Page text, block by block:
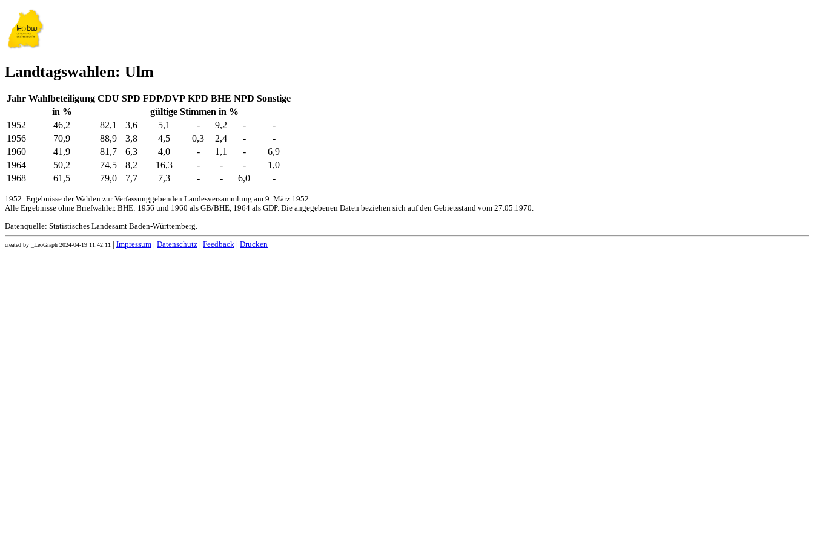
Landtagswahlen: Ulm
Jahr Wahlbeteiligung CDU SPD FDP/DVP KPD BHE NPD Sonstige
in %
gültige Stimmen in %
1952
46,2 82,1 3,6 5,1 - 9,2 -
-
1956
70,9 88,9 3,8 4,5 0,3 2,4 -
-
1960
41,9 81,7 6,3 4,0 - 1,1 -
6,9
1964
50,2 74,5 8,2 16,3 - - -
1,0
1968
61,5 79,0 7,7 7,3 - - 6,0 -
1952: Ergebnisse der Wahlen zur Verfassunggebenden Landesversammlung am 9. März 1952.
Alle Ergebnisse ohne Briefwähler. BHE: 1956 und 1960 als GB/BHE, 1964 als GDP. Die angegebenen Daten beziehen sich auf den Gebietsstand vom 27.05.1970.
Datenquelle: Statistisches Landesamt Baden-Württemberg.
created by _LeoGraph 2024-04-19 11:42:11 Impressum Datenschutz Feedback Drucken